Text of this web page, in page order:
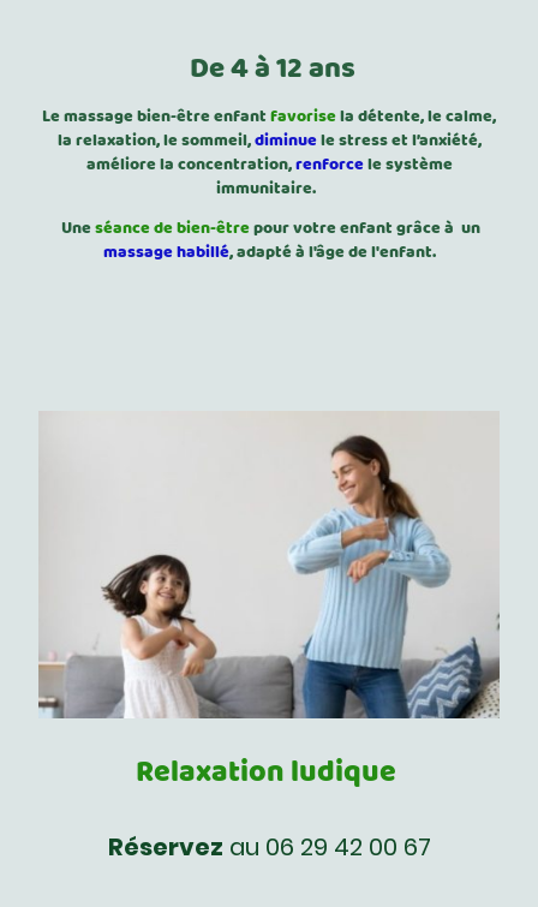
De 4 à 12 ans
Le massage bien-être enfant favorisela détente, le calme,
la relaxation, le sommeil,diminuele stress et l’anxiété,
améliore la concentration,renforcele système
immunitaire.
Uneséance de bien-êtrepour votre enfant grâce à un
massage habillé, adapté à l'âge de l'enfant.
Relaxation ludique
Réservez au 06 29 42 00 67